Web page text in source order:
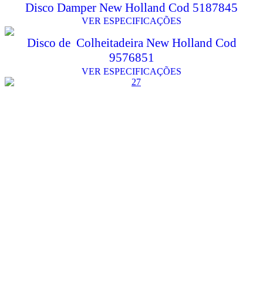
Disco Damper New Holland Cod 5187845
VER ESPECIFICAÇÕES
Disco de Colheitadeira New Holland Cod
9576851
VER ESPECIFICAÇÕES